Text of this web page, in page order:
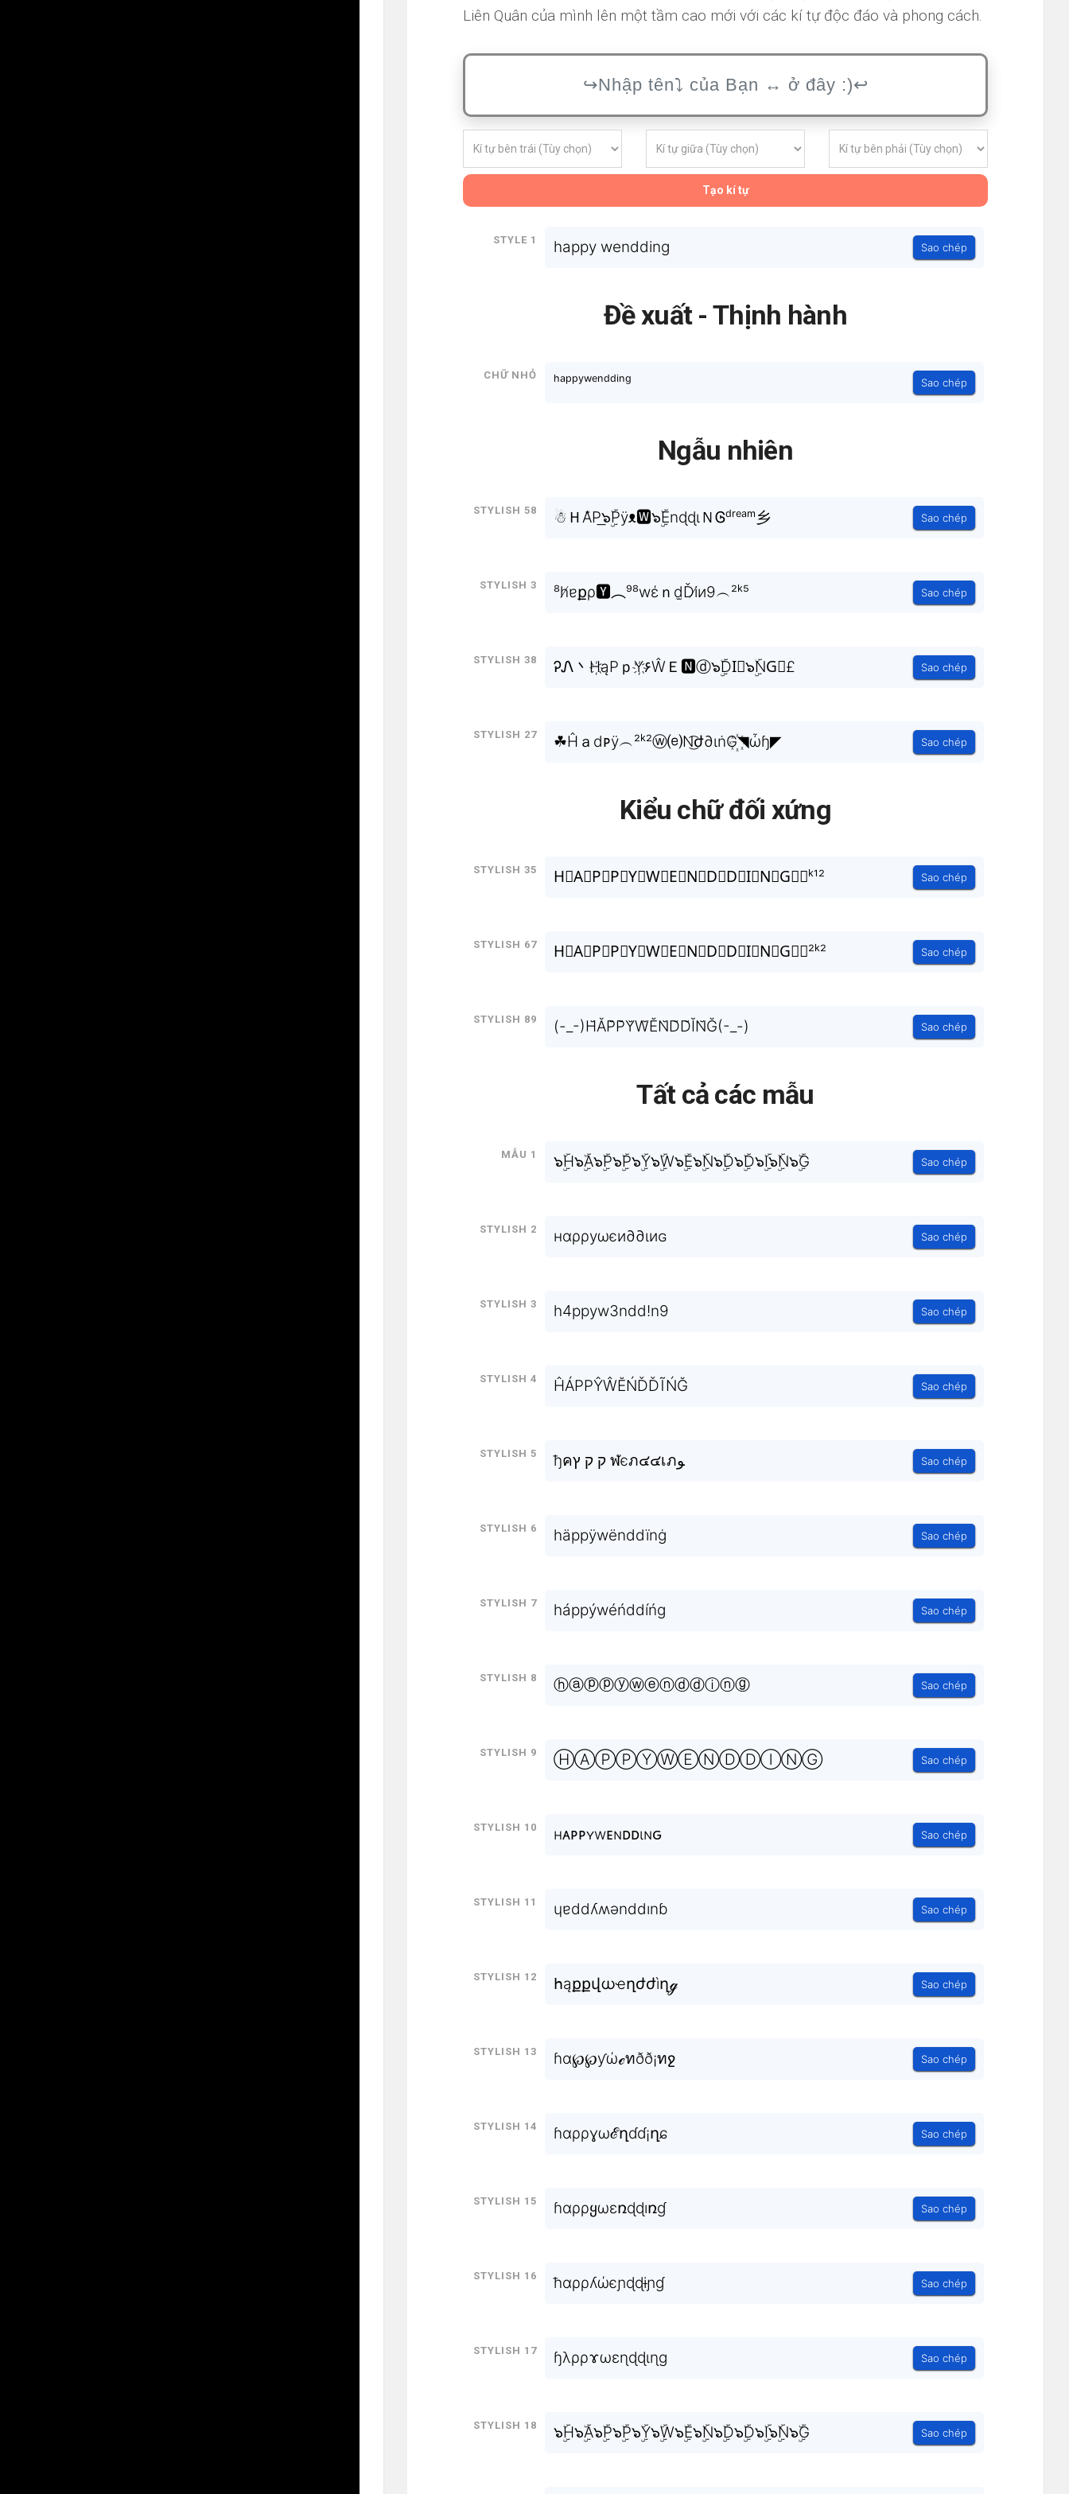
Liên Quân của mình lên một tầm cao mới với các kí tự độc đáo và phong cách.
Tạo kí tự
Style 1 happy wendding Sao chép
Đề xuất - Thịnh hành
Chữ nhỏ ʰᵃᵖᵖʸʷᵉⁿᵈᵈⁱⁿᵍ Sao chép
Ngẫu nhiên
Stylish 58 ☃ＨA̐P͟๖ۣۜPÿᴥ🆆๖ۣۜEnɖɖιＮᎶᵈʳᵉᵃᵐ乡 Sao chép
Stylish 3 ⁸h̸ɐքρ🆈︵⁹⁸wέｎd̫Ďi̸и9︵²ᵏ⁵ Sao chép
Stylish 38 ᎮᏁ丶H҉ąPｐY҉۶ŴＥ🅽ⓓ๖ۣۜDI⃟๖ۣۜNG⃗£ Sao chép
Stylish 27 ☘Ĥａdᴘÿ︵²ᵏ²ⓦ⒠N͜͡ժ∂ɩṅG꙰◥ὦɧ◤ Sao chép
Kiểu chữ đối xứng
Stylish 35 H⃟A⃟P⃟P⃟Y⃟W⃟E⃟N⃟D⃟D⃟I⃟N⃟G⃟︵ᵏ¹² Sao chép
Stylish 67 H⃒A⃒P⃒P⃒Y⃒W⃒E⃒N⃒D⃒D⃒I⃒N⃒G⃒︵²ᵏ² Sao chép
Stylish 89 (-_-)H̆ĂP̆P̆Y̆W̆ĔN̆D̆D̆ĬN̆Ğ(-_-) Sao chép
Tất cả các mẫu
Mẫu 1 ๖ۣۜH๖ۣۜA๖ۣۜP๖ۣۜP๖ۣۜY๖ۣۜW๖ۣۜE๖ۣۜN๖ۣۜD๖ۣۜD๖ۣۜI๖ۣۜN๖ۣۜG Sao chép
Stylish 2 нαρρуωєи∂∂ιиɢ Sao chép
Stylish 3 h4ppyw3ndd!n9 Sao chép
Stylish 4 ĤÁPPŶŴĔŃĎĎĨŃĞ Sao chép
Stylish 5 ђคק ק ץ ฬєภ๔๔เภﻮ Sao chép
Stylish 6 häppÿwënddïnġ Sao chép
Stylish 7 háppýwéńddíńg Sao chép
Stylish 8 ⓗⓐⓟⓟⓨⓦⓔⓝⓓⓓⓘⓝⓖ Sao chép
Stylish 9 ⒽⒶⓅⓅⓎⓌⒺⓃⒹⒹⒾⓃⒼ Sao chép
Stylish 10 нᴀᴘᴘʏwᴇɴᴅᴅιɴԍ Sao chép
Stylish 11 ɥɐddʎʍǝnddınɓ Sao chép
Stylish 12 հąքքվധҽղժժìղℊ Sao chép
Stylish 13 ɦα℘℘ƴώℯทðð¡ทջ Sao chép
Stylish 14 ɦɑρρɣωℰղɗɗ¡ղɕ Sao chép
Stylish 15 ɦɑρρყωεռɖɖıռɠ Sao chép
Stylish 16 ħɑρρʎώєɲɖɖɨɲɠ Sao chép
Stylish 17 ɧλρρɤωɛɳɖɖɩɳɡ Sao chép
Stylish 18 ๖ۣۜH๖ۣۜA๖ۣۜP๖ۣۜP๖ۣۜY๖ۣۜW๖ۣۜE๖ۣۜN๖ۣۜD๖ۣۜD๖ۣۜI๖ۣۜN๖ۣۜG Sao chép